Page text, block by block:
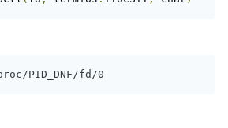
PID_DNF/fd/0